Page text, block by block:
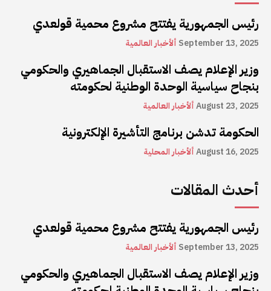
رئيس الجمهورية يفتتح مشروع محمية قولعدي
ألأخبار العالمية September 13, 2025
وزير الإعلام يصف الاستقبال الجماهيري والحكومي
بنجاح سياسية الوحدة الوطنية لحكومته
ألأخبار العالميةAugust 23, 2025
الحكومة تدشن برنامج التأشيرة الإلكترونية
ألأخبار المحليةAugust 16, 2025
أحدث المقالات
رئيس الجمهورية يفتتح مشروع محمية قولعدي
ألأخبار العالمية September 13, 2025
وزير الإعلام يصف الاستقبال الجماهيري والحكومي